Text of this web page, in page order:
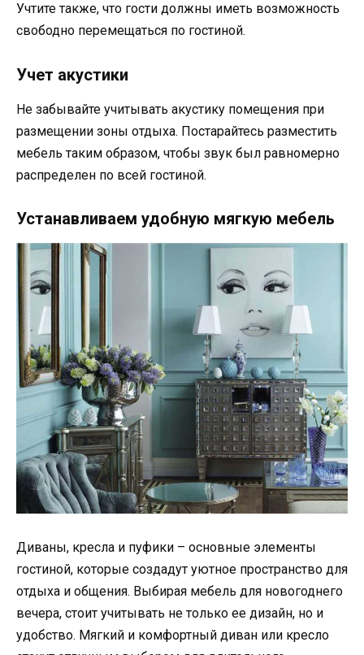
Учтите также, что гости должны иметь возможность
свободно перемещаться по гостиной.
Учет акустики
Не забывайте учитывать акустику помещения при
размещении зоны отдыха. Постарайтесь разместить
мебель таким образом, чтобы звук был равномерно
распределен по всей гостиной.
Устанавливаем удобную мягкую мебель
Диваны, кресла и пуфики – основные элементы
гостиной, которые создадут уютное пространство для
отдыха и общения. Выбирая мебель для новогоднего
вечера, стоит учитывать не только ее дизайн, но и
удобство. Мягкий и комфортный диван или кресло